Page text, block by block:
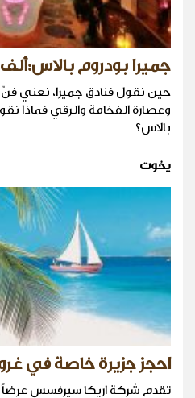
جميرا بودروم بالاس:ألف
حين نقول فنادق جميرا، نعني فنّ
وعصارة الفخامة والرقي فماذا
بالاس؟
يخوت
احجز جزيرة خاصة في
تقدم شركة اريكا سيرفسس عرضاً